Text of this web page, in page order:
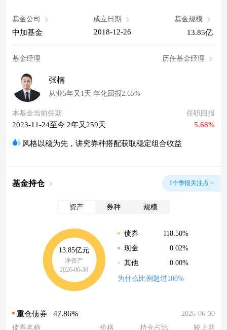
基金公司
中加基金
成立日期
2018-12-26
基金规模
13.85亿
基金经理 历任基金经理
张楠
从业5年又1天 年化回报2.65%
本基金当前任期
2023-11-24至今 2年又259天
任职回报
5.68%
风格以稳为先，讲究券种搭配获取稳定组合收益
基金持仓 1个季报关注点 >
资产 券种 规模
13.85亿元
净资产
2026-06-30
债券
118.50%
现金
0.02%
其他
0.00%
为什么比例超过100%
重仓债券 47.86%
2026-06-30
债券名称
价格 持仓占比 较上期